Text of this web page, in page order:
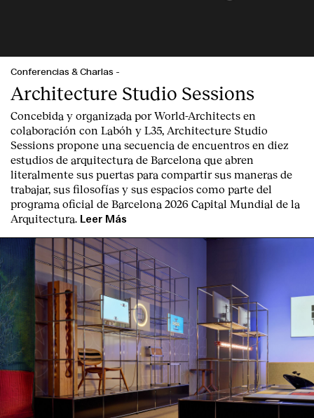
Conferencias & Charlas -
Architecture Studio Sessions
Concebida y organizada por World-Architects en
colaboración con Labóh y L35, Architecture Studio
Sessions propone una secuencia de encuentros en diez
estudios de arquitectura de Barcelona que abren
literalmente sus puertas para compartir sus maneras de
trabajar, sus filosofías y sus espacios como parte del
programa oficial de Barcelona 2026 Capital Mundial de la
Arquitectura. Leer Más